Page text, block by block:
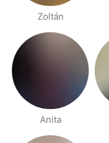
Zoltán
Anita